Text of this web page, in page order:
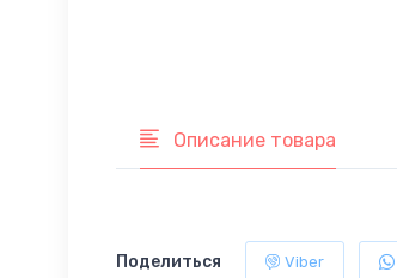
Описание товара
Поделиться Viber